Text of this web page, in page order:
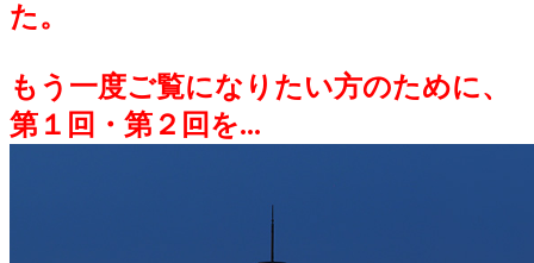
た。
もう一度ご覧になりたい方のために、
第１回・第２回を...